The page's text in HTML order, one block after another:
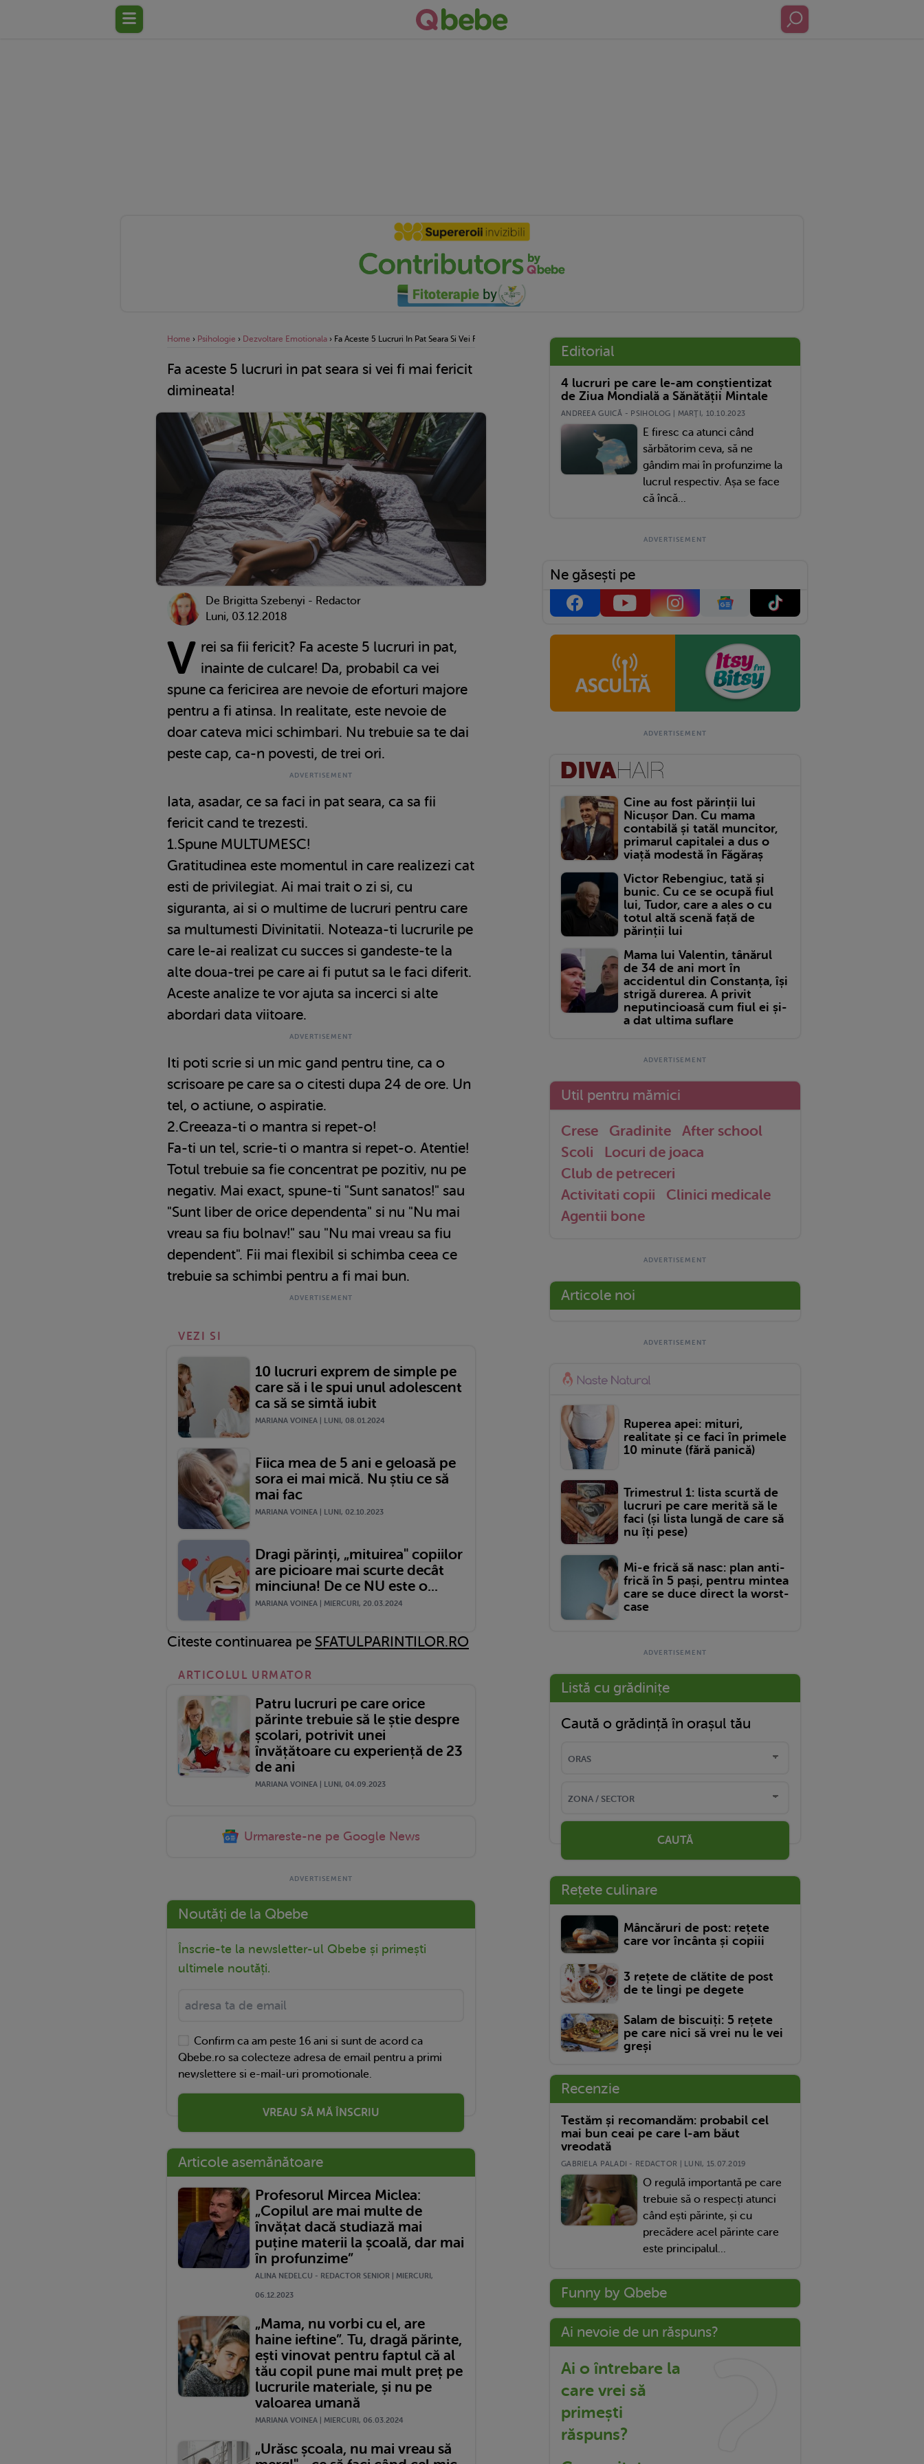
Home › Psihologie › Dezvoltare Emotionala › Fa Aceste 5 Lucruri In Pat Seara Si Vei Fi Mai Fericit Dimineata!
Fa aceste 5 lucruri in pat seara si vei fi mai fericit
dimineata!
De Brigitta Szebenyi - Redactor
Luni, 03.12.2018
V rei sa fii fericit? Fa aceste 5 lucruri in pat,
inainte de culcare! Da, probabil ca vei
spune ca fericirea are nevoie de eforturi majore
pentru a fi atinsa. In realitate, este nevoie de
doar cateva mici schimbari. Nu trebuie sa te dai
peste cap, ca-n povesti, de trei ori.
Iata, asadar, ce sa faci in pat seara, ca sa fii
fericit cand te trezesti.
1.Spune MULTUMESC!
Gratitudinea este momentul in care realizezi cat
esti de privilegiat. Ai mai trait o zi si, cu
siguranta, ai si o multime de lucruri pentru care
sa multumesti Divinitatii. Noteaza-ti lucrurile pe
care le-ai realizat cu succes si gandeste-te la
alte doua-trei pe care ai fi putut sa le faci diferit.
Aceste analize te vor ajuta sa incerci si alte
abordari data viitoare.
Iti poti scrie si un mic gand pentru tine, ca o
scrisoare pe care sa o citesti dupa 24 de ore. Un
tel, o actiune, o aspiratie.
2.Creeaza-ti o mantra si repet-o!
Fa-ti un tel, scrie-ti o mantra si repet-o. Atentie!
Totul trebuie sa fie concentrat pe pozitiv, nu pe
negativ. Mai exact, spune-ti "Sunt sanatos!" sau
"Sunt liber de orice dependenta" si nu "Nu mai
vreau sa fiu bolnav!" sau "Nu mai vreau sa fiu
dependent". Fii mai flexibil si schimba ceea ce
trebuie sa schimbi pentru a fi mai bun.
VEZI SI
10 lucruri exprem de simple pe
care să i le spui unul adolescent
ca să se simtă iubit
MARIANA VOINEA | LUNI, 08.01.2024
Fiica mea de 5 ani e geloasă pe
sora ei mai mică. Nu știu ce să
mai fac
MARIANA VOINEA | LUNI, 02.10.2023
Dragi părinți, „mituirea" copiilor
are picioare mai scurte decât
minciuna! De ce NU este o...
MARIANA VOINEA | MIERCURI, 20.03.2024
Citeste continuarea pe SFATULPARINTILOR.RO
ARTICOLUL URMATOR
Patru lucruri pe care orice
părinte trebuie să le știe despre
școlari, potrivit unei
învățătoare cu experiență de 23
de ani
MARIANA VOINEA | LUNI, 04.09.2023
Urmareste-ne pe Google News
Noutăți de la Qbebe
Înscrie-te la newsletter-ul Qbebe și primești
ultimele noutăți.
Confirm ca am peste 16 ani si sunt de acord ca
Qbebe.ro sa colecteze adresa de email pentru a primi
newslettere si e-mail-uri promotionale.
VREAU SĂ MĂ ÎNSCRIU
Articole asemănătoare
Profesorul Mircea Miclea:
„Copilul are mai multe de
învățat dacă studiază mai
puține materii la școală, dar mai
în profunzime”
ALINA NEDELCU - REDACTOR SENIOR | MIERCURI,
06.12.2023
„Mama, nu vorbi cu el, are
haine ieftine”. Tu, dragă părinte,
ești vinovat pentru faptul că al
tău copil pune mai mult preț pe
lucrurile materiale, și nu pe
valoarea umană
MARIANA VOINEA | MIERCURI, 06.03.2024
„Urăsc școala, nu mai vreau să
Editorial
4 lucruri pe care le-am conștientizat
de Ziua Mondială a Sănătății Mintale
ANDREEA GUICĂ - PSIHOLOG | MARŢI, 10.10.2023
E firesc ca atunci când
sărbătorim ceva, să ne
gândim mai în profunzime la
lucrul respectiv. Așa se face
că încă...
Ne găsești pe
Cine au fost părinții lui
Nicușor Dan. Cu mama
contabilă și tatăl muncitor,
primarul capitalei a dus o
viață modestă în Făgăraș
Victor Rebengiuc, tată și
bunic. Cu ce se ocupă fiul
lui, Tudor, care a ales o cu
totul altă scenă față de
părinții lui
Mama lui Valentin, tânărul
de 34 de ani mort în
accidentul din Constanța, își
strigă durerea. A privit
neputincioasă cum fiul ei și-
a dat ultima suflare
Util pentru mămici
Crese Gradinite
After school
Scoli
Locuri de joaca
Club de petreceri
Activitati copii
Clinici medicale
Agentii bone
Articole noi
Ruperea apei: mituri,
realitate și ce faci în primele
10 minute (fără panică)
Trimestrul 1: lista scurtă de
lucruri pe care merită să le
faci (și lista lungă de care să
nu îți pese)
Mi-e frică să nasc: plan anti-
frică în 5 pași, pentru mintea
care se duce direct la worst-
case
Listă cu grădinițe
Caută o grădință în orașul tău
CAUTĂ
Rețete culinare
Mâncăruri de post: rețete
care vor încânta și copiii
3 rețete de clătite de post
de te lingi pe degete
Salam de biscuiți: 5 rețete
pe care nici să vrei nu le vei
greși
Recenzie
Testăm și recomandăm: probabil cel
mai bun ceai pe care l-am băut
vreodată
GABRIELA PALADI - REDACTOR | LUNI, 15.07.2019
O regulă importantă pe care
trebuie să o respecți atunci
când ești părinte, și cu
precădere acel părinte care
este principalul...
Funny by Qbebe
Ai nevoie de un răspuns?
Ai o întrebare la
care vrei să
primești
răspuns?